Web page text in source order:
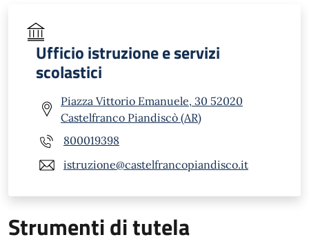
Ufficio istruzione e servizi
scolastici
Piazza Vittorio Emanuele, 30 52020
Castelfranco Piandiscò (AR)
800019398
istruzione@castelfrancopiandisco.it
Strumenti di tutela